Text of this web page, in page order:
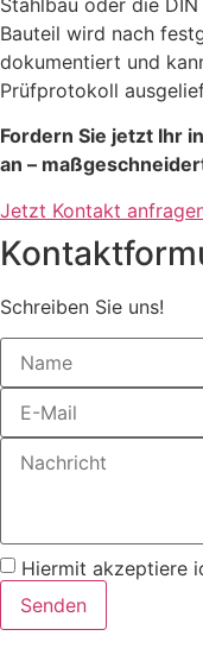
Bauteil wird nach
dokumentiert und
Prüfprotokoll
Fordern Sie jetzt Ihr
an –
Jetzt Kontakt
Schreiben Sie uns!
Hiermit akzeptiere
Senden